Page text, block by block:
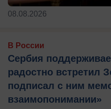
08.08.2026
В России
Сербия
радостно встретил
подписал с ним
взаимопонимании»